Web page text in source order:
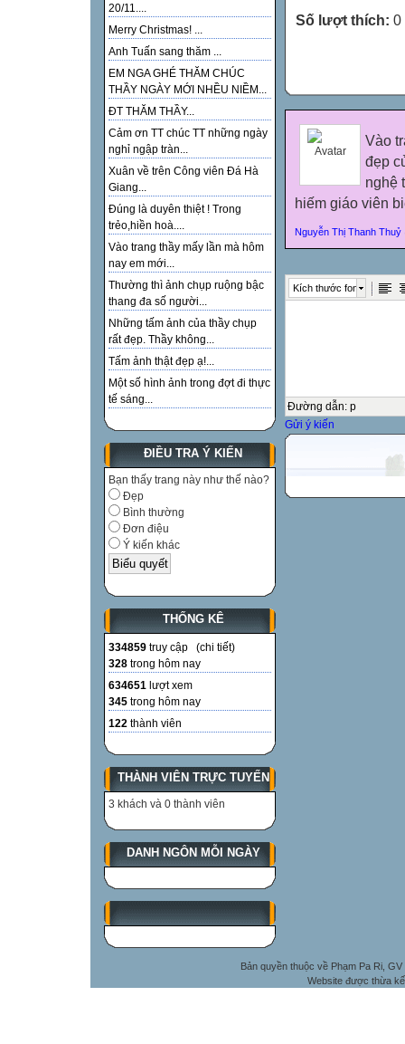
20/11....
Merry Christmas! ...
Anh Tuấn sang thăm ...
EM NGA GHÉ THĂM CHÚC
THẦY NGÀY MỚI NHỀU NIỀM...
ĐT THĂM THẦY...
Cảm ơn TT chúc TT những ngày
nghỉ ngập tràn...
Xuân về trên Công viên Đá Hà
Giang...
Đúng là duyên thiệt ! Trong
trẻo,hiền hoà....
Vào trang thầy mấy lần mà hôm
nay em mới...
Thường thì ảnh chụp ruộng bậc
thang đa số người...
Những tấm ảnh của thầy chụp
rất đẹp. Thầy không...
Tấm ảnh thật đẹp ạ!...
Một số hình ảnh trong đợt đi thực
tế sáng...
ĐIỀU TRA Ý KIẾN
Bạn thấy trang này như thế nào?
Đẹp
Bình thường
Đơn điệu
Ý kiến khác
THỐNG KÊ
334859 truy cập (chi tiết)
328 trong hôm nay
634651 lượt xem
345 trong hôm nay
122 thành viên
THÀNH VIÊN TRỰC TUYẾN
3 khách và 0 thành viên
DANH NGÔN MỖI NGÀY
Số lượt thích: 0
Vào
đẹp
nghệ
hiếm giáo viên
Nguyễn Thị Thanh Thuỷ
Kích thước font
Đường dẫn: p
Gửi ý kiến
Bản quyền thuộc về Phạm Pa Ri,
Website được thừa